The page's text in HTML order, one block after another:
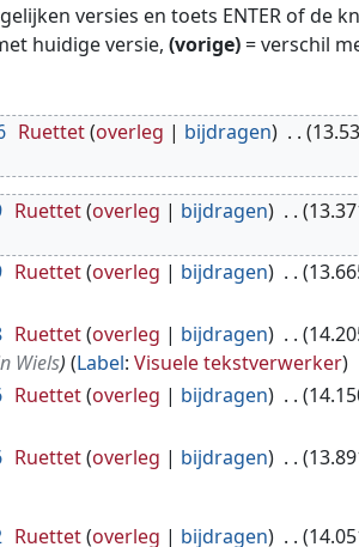
versies en toets ENTER of de
huidige versie, (vorige)= verschil
Ruettet overleg bijdragen
Ruettet overleg bijdragen
Ruettet overleg bijdragen
Ruettet overleg bijdragen
Wiels
Label:Visuele tekstverwerker
Ruettet overleg bijdragen
Ruettet overleg bijdragen
Ruettet overleg bijdragen